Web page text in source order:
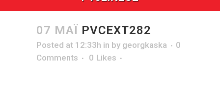
07 ΜΆΙ PVCEXT282
Posted at 12:33h in by georgkaska
0
Comments
0 Likes